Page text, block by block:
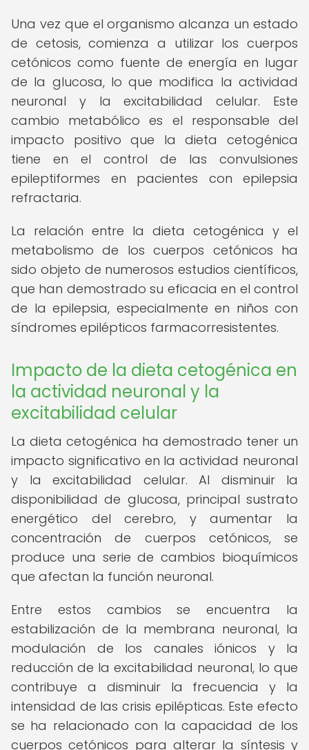
Una vez que el organismo alcanza un estado
de cetosis, comienza a utilizar los cuerpos
cetónicos como fuente de energía en lugar
de la glucosa, lo que modifica la actividad
neuronal y la excitabilidad celular. Este
cambio metabólico es el responsable del
impacto positivo que la dieta cetogénica
tiene en el control de las convulsiones
epileptiformes en pacientes con epilepsia
refractaria.
La relación entre la dieta cetogénica y el
metabolismo de los cuerpos cetónicos ha
sido objeto de numerosos estudios científicos,
que han demostrado su eficacia en el control
de la epilepsia, especialmente en niños con
síndromes epilépticos farmacorresistentes.
Impacto de la dieta cetogénica en
la actividad neuronal y la
excitabilidad celular
La dieta cetogénica ha demostrado tener un
impacto significativo en la actividad neuronal
y la excitabilidad celular. Al disminuir la
disponibilidad de glucosa, principal sustrato
energético del cerebro, y aumentar la
concentración de cuerpos cetónicos, se
produce una serie de cambios bioquímicos
que afectan la función neuronal.
Entre estos cambios se encuentra la
estabilización de la membrana neuronal, la
modulación de los canales iónicos y la
reducción de la excitabilidad neuronal, lo que
contribuye a disminuir la frecuencia y la
intensidad de las crisis epilépticas. Este efecto
se ha relacionado con la capacidad de los
cuerpos cetónicos para alterar la síntesis y